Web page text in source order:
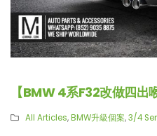
【BMW 4系F32改做四出
All Articles,BMW升級個案,3/4